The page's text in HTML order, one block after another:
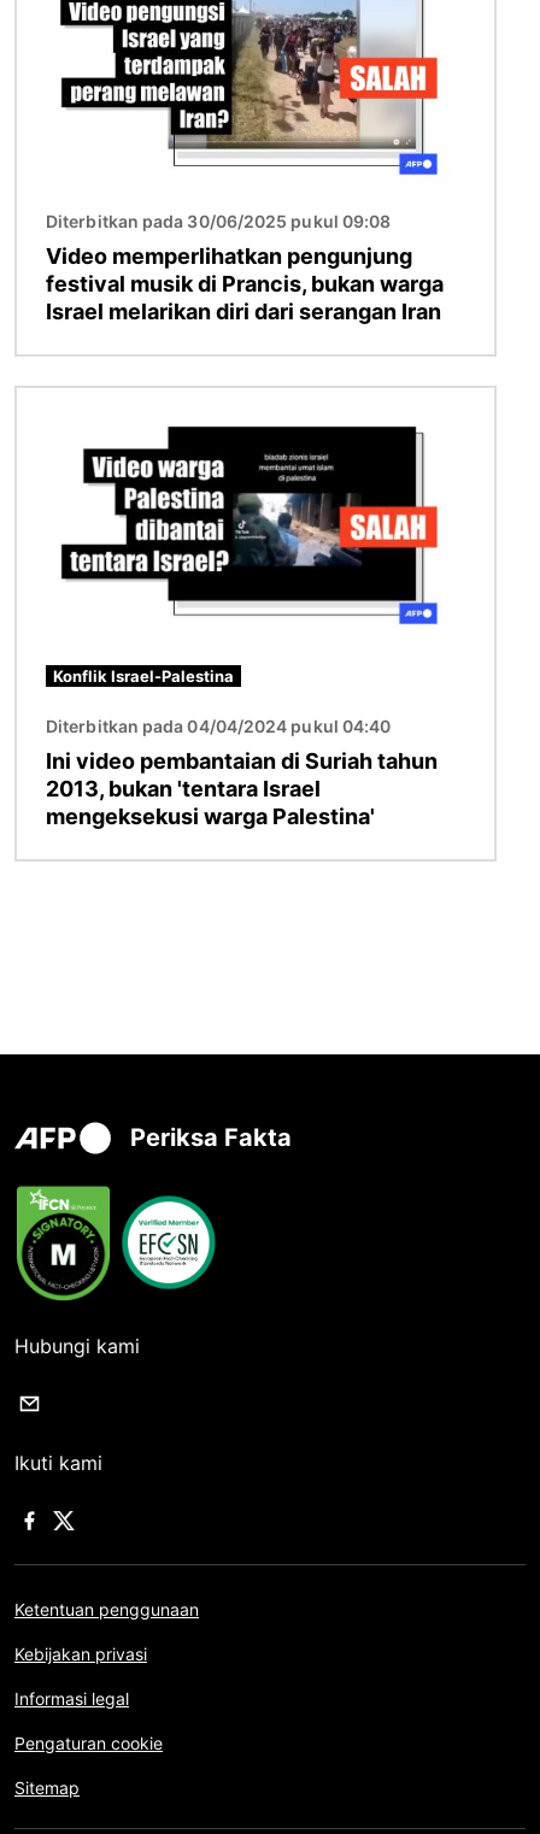
Diterbitkan pada 30/06/2025 pukul 09:08
Video memperlihatkan pengunjung
festival musik di Prancis, bukan warga
Israel melarikan diri dari serangan Iran
Konflik Israel-Palestina
Diterbitkan pada 04/04/2024 pukul 04:40
Ini video pembantaian di Suriah tahun
2013, bukan 'tentara Israel
mengeksekusi warga Palestina'
Periksa Fakta
Hubungi kami
Ikuti kami
Ketentuan penggunaan
Kebijakan privasi
Informasi legal
Pengaturan cookie
Sitemap